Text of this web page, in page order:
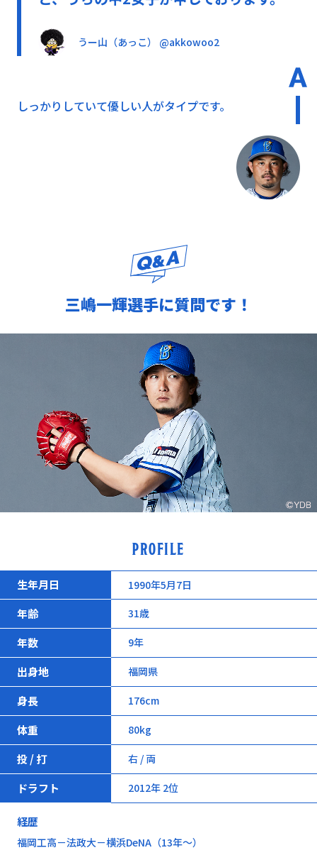
うー山（あっこ） @akkowoo2
しっかりしていて優しい人がタイプです。
三嶋一輝選手に質問です！
PROFILE
生年月日 1990年5月7日
年齢 31歳
年数 9年
出身地 福岡県
身長 176cm
体重 80kg
投 / 打 右 / 両
ドラフト 2012年 2位
経歴
福岡工高－法政大－横浜DeNA（13年～）